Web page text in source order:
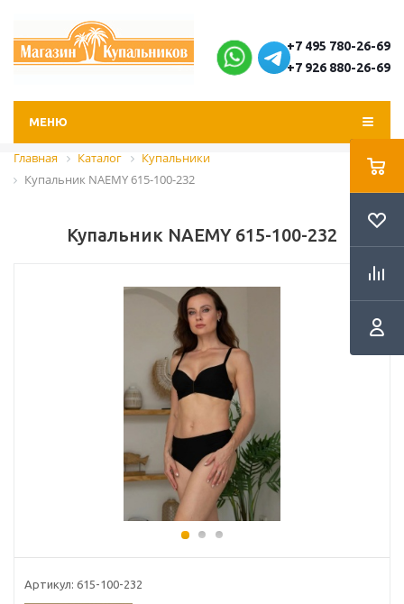
+7 495 780-26-69
+7 926 880-26-69
МЕНЮ
Главная Каталог
Купальники
Купальник NAEMY 615-100-232
Купальник NAEMY 615-100-232
Артикул: 615-100-232